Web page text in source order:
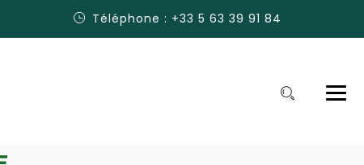
Téléphone : +33 5 63 39 91 84